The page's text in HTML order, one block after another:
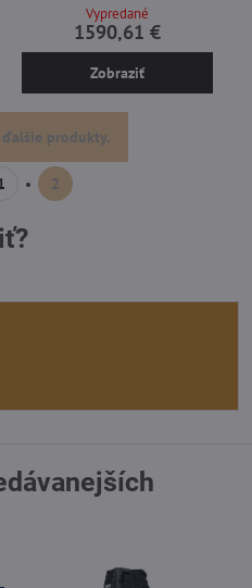
vlastnosti.
Vypredané
1590,61 €
Zobraziť
produkty.
2